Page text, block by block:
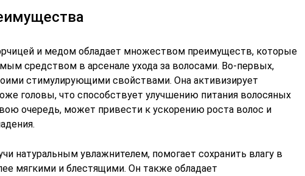
и медом обладает множеством преимуществ, которые
средством в арсенале ухода за волосами. Во-первых,
стимулирующими свойствами. Она активизирует
головы, что способствует улучшению питания волосяных
очередь, может привести к ускорению роста волос и
натуральным увлажнителем, помогает сохранить влагу в
мягкими и блестящими. Он также обладает